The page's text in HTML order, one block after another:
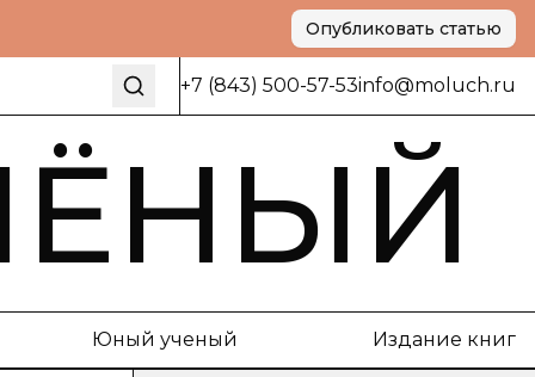
Опубликовать статью
+7 (843) 500-57-53info@moluch.ru
Юный ученый Издание книг